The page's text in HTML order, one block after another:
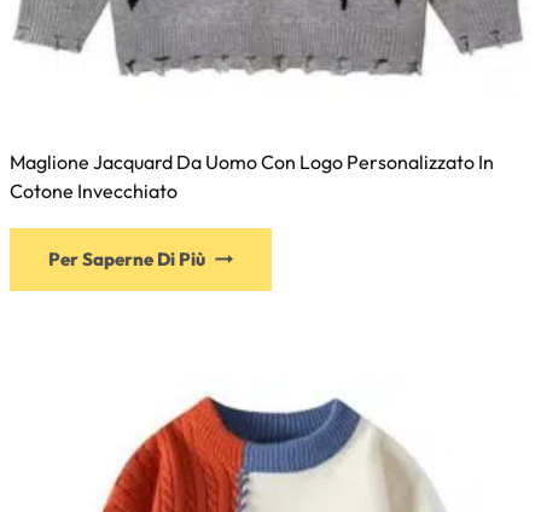
Maglione Jacquard Da Uomo Con Logo Personalizzato In
Cotone Invecchiato
Per Saperne Di Più